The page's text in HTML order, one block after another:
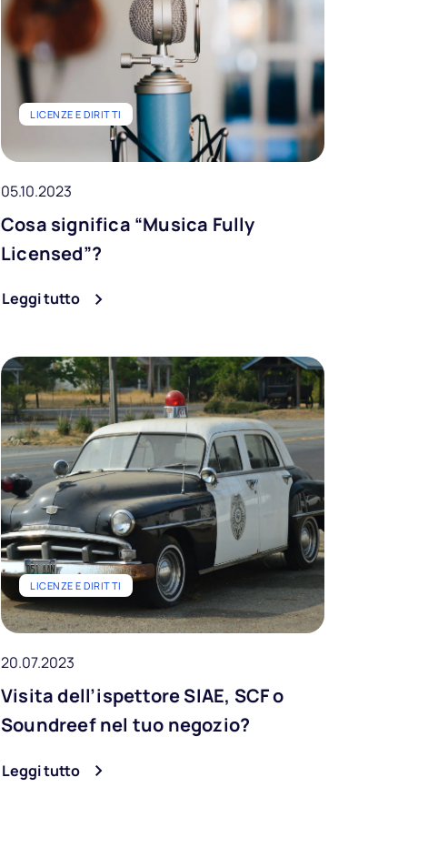
LICENZE E DIRITTI
05.10.2023
Cosa significa “Musica Fully
Licensed”?
Leggi tutto
LICENZE E DIRITTI
20.07.2023
Visita dell’ispettore SIAE, SCF o
Soundreef nel tuo negozio?
Leggi tutto